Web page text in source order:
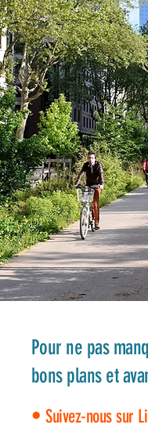
Pour ne pas
bons plans et
• Suivez-nous sur